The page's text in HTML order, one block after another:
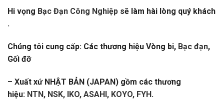
Hi vọng Bạc Đạn Công Nghiệp sẽ làm hài lòng quý khách
.
Chúng tôi cung cấp: Các thương hiệu Vòng bi, Bạc đạn,
Gối đỡ
– Xuất xứ NHẬT BẢN (JAPAN) gồm các thương
hiệu: NTN, NSK, IKO, ASAHI, KOYO, FYH.